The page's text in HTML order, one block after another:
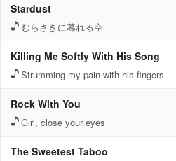
Stardust
むらさきに暮れる空
Killing Me Softly With His Song
Strumming my pain with his fingers
Rock With You
Girl, close your eyes
The Sweetest Taboo